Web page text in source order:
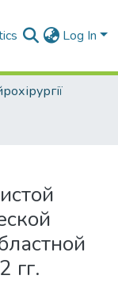
Log In
гг.